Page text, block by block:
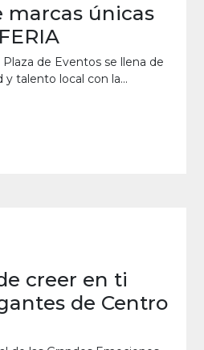
marcas únicas
Plaza de Eventos se llena de
y talento local con la...
creer en ti
de Centro